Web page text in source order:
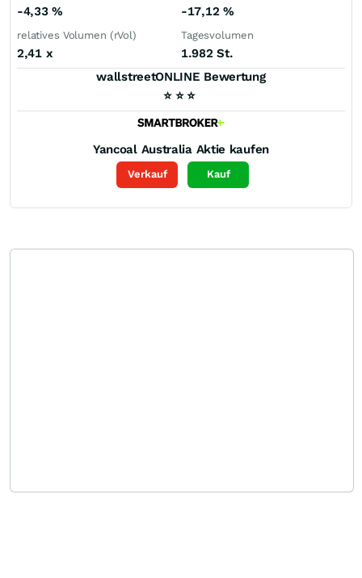
-4,33% -17,12 %
relatives Volumen (rVol)
2,41 x
Tagesvolumen
1.982 St.
wallstreetONLINE Bewertung
⭐ ⭐ ⭐
Yancoal Australia Aktie kaufen
Verkauf Kauf